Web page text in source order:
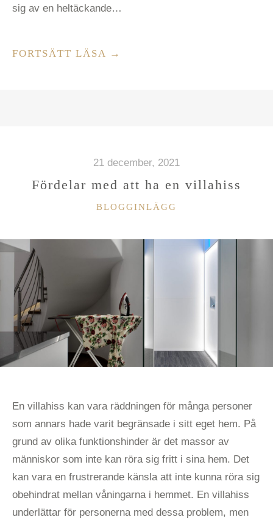
sig av en heltäckande…
FORTSÄTT LÄSA ”FÖRDELAR
HELTÄCKNINGSMATTA”
→
21 december, 2021
Fördelar med att ha en villahiss
KATEGORIER
BLOGGINLÄGG
En villahiss kan vara räddningen för många personer
som annars hade varit begränsade i sitt eget hem. På
grund av olika funktionshinder är det massor av
människor som inte kan röra sig fritt i sina hem. Det
kan vara en frustrerande känsla att inte kunna röra sig
obehindrat mellan våningarna i hemmet. En villahiss
underlättar för personerna med dessa problem, men